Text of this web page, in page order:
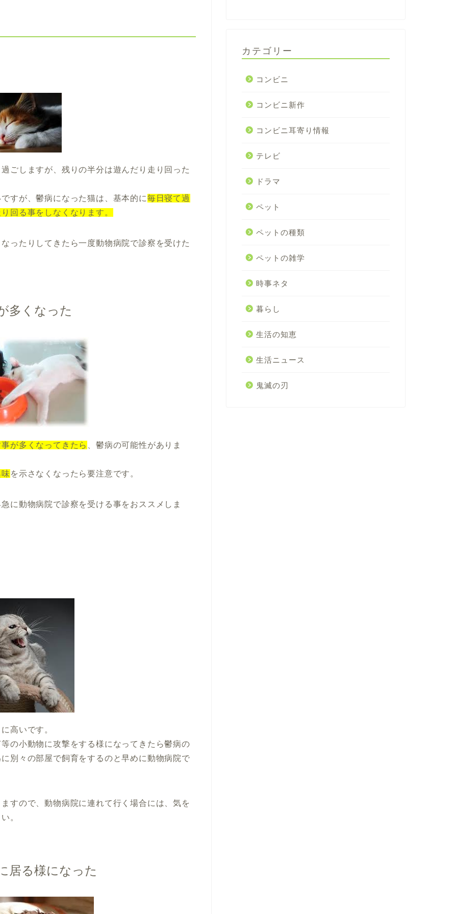
ごしますが、残りの半分は遊んだり走り回った
すが、鬱病になった猫は、基本的に毎日寝て過
回る事をしなくなります。
ったりしてきたら一度動物病院で診察を受けた
多くなった
が多くなってきたら 、鬱病の可能性がありま
を示さなくなったら要注意です。
に動物病院で診察を受ける事をおススメしま
高いです。
の小動物に攻撃をする様になってきたら鬱病の
別々の部屋で飼育をするのと早めに動物病院で
すので、動物病院に連れて行く場合には、気を
。
居る様になった
カテゴリー
コンビニ
コンビニ新作
コンビニ耳寄り情報
テレビ
ドラマ
ペット
ペットの種類
ペットの雑学
時事ネタ
暮らし
生活の知恵
生活ニュース
鬼滅の刃